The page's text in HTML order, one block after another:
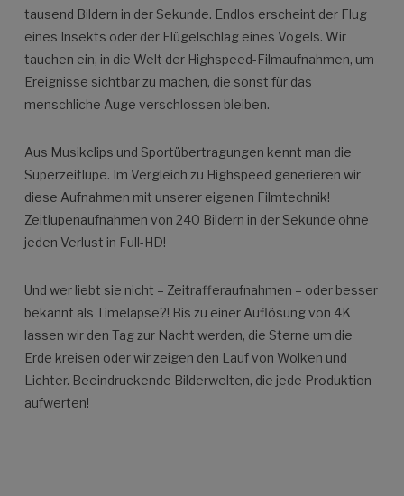
tausend Bildern in der Sekunde. Endlos erscheint der Flug
eines Insekts oder der Flügelschlag eines Vogels. Wir
tauchen ein, in die Welt der Highspeed-Filmaufnahmen, um
Ereignisse sichtbar zu machen, die sonst für das
menschliche Auge verschlossen bleiben.
Aus Musikclips und Sportübertragungen kennt man die
Superzeitlupe. Im Vergleich zu Highspeed generieren wir
diese Aufnahmen mit unserer eigenen Filmtechnik!
Zeitlupenaufnahmen von 240 Bildern in der Sekunde ohne
jeden Verlust in Full-HD!
Und wer liebt sie nicht – Zeitrafferaufnahmen – oder besser
bekannt als Timelapse?! Bis zu einer Auflösung von 4K
lassen wir den Tag zur Nacht werden, die Sterne um die
Erde kreisen oder wir zeigen den Lauf von Wolken und
Lichter. Beeindruckende Bilderwelten, die jede Produktion
aufwerten!